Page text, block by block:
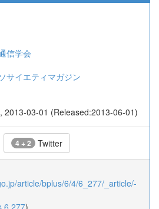
信学会
サイエティマガジン
2013-03-01 (Released:2013-06-01)
4 + 2 Twitter
article/bplus/6/4/6_277/_article/-
)